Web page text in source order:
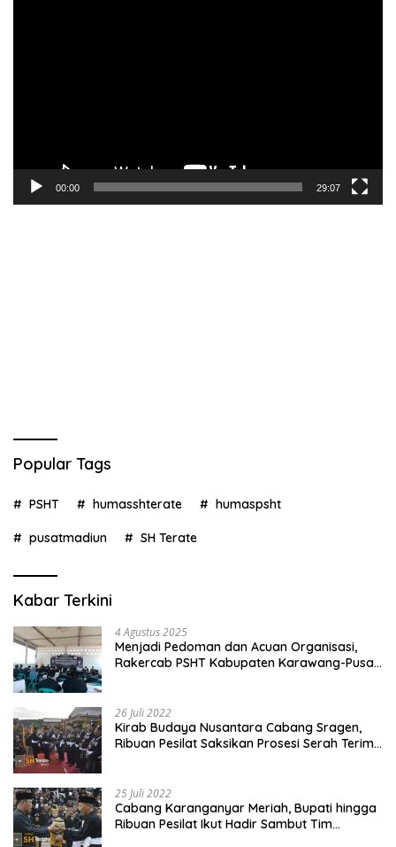
00:00 29:07
Popular Tags
PSHT humasshterate humaspsht
pusatmadiun SH Terate
Kabar Terkini
4 Agustus 2025
Menjadi Pedoman dan Acuan Organisasi,
Rakercab PSHT Kabupaten Karawang-Pusat
26 Juli 2022
Kirab Budaya Nusantara Cabang Sragen,
Ribuan Pesilat Saksikan Prosesi Serah Terima
25 Juli 2022
Cabang Karanganyar Meriah, Bupati hingga
Ribuan Pesilat Ikut Hadir Sambut Tim